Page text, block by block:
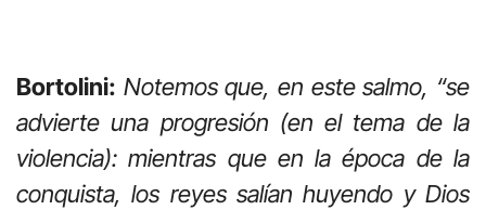
Bortolini: Notemos que, en este salmo, “se
advierte una progresión (en el tema de la
violencia): mientras que en la época de la
conquista, los reyes salían huyendo y Dios